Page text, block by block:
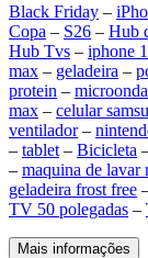
Black Friday –
Copa – S26 – Hub
Hub Tvs – iphone
max – geladeira –
protein –
max – celular
ventilador–
– tablet – Bicicleta
– maquina de lavar
geladeira frost free
TV 50 polegadas –
Mais informações